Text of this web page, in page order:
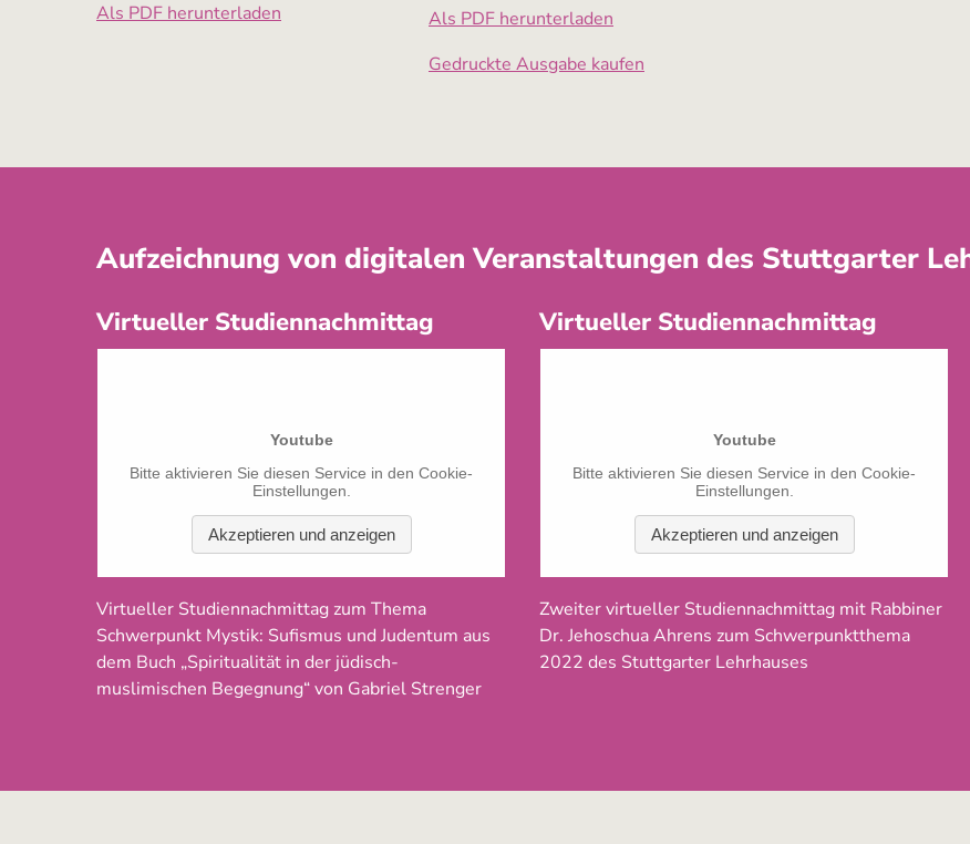
Als PDF herunterladen
Als PDF herunterladen
Gedruckte Ausgabe kaufen
Aufzeichnung von digitalen Veranstaltungen des Stuttgarter
Virtueller Studiennachmittag
Virtueller Studiennachmittag zum Thema
Schwerpunkt Mystik: Sufismus und Judentum aus
dem Buch „Spiritualität in der jüdisch-
muslimischen Begegnung“ von Gabriel Strenger
Virtueller Studiennachmittag
Zweiter virtueller Studiennachmittag mit Rabbiner
Dr. Jehoschua Ahrens zum Schwerpunktthema
2022 des Stuttgarter Lehrhauses